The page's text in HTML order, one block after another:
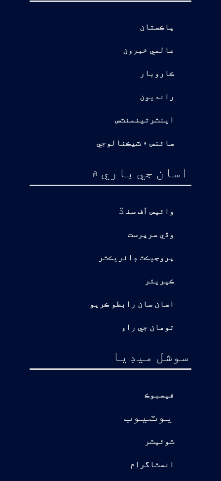
پاڪستان
عالمي خبرون
ڪاروبار
رانديون
اينٽرتينمنٽس
سائنس ۽ ٽيڪنالوجي
اسان جي باري ۾
وائيس آف سن ڌ
وڏي سرپرست
پروجيڪٽ ڊائريڪٽر
ڪيريئر
اسان سان رابطو ڪريو
توهان جي راءِ
سوشل ميڊيا
فيسبوڪ
يوٽيوب
ٽوئيٽر
انسٽاگرام